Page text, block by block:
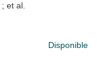
; et al.
Disponible